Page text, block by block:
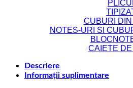
CUBURI
NOTES-URI SI
CAIETE
Descriere
Informații suplimentare